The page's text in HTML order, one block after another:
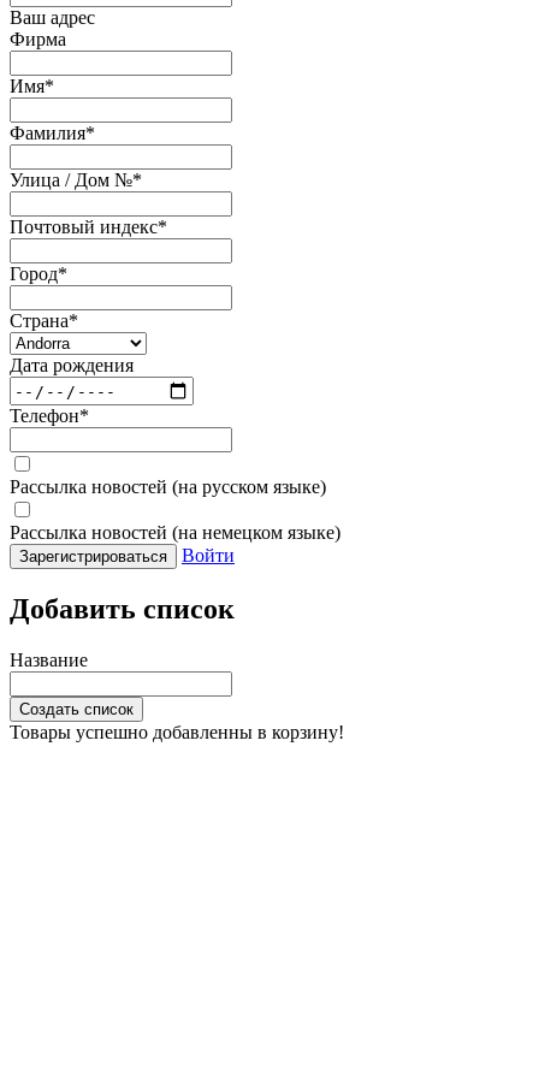
Ваш адрес
Фирма
Имя*
Фамилия*
Улица / Дом №*
Почтовый индекс*
Город*
Страна*
Дата рождения
Телефон*
Рассылка новостей (на русском языке)
Рассылка новостей (на немецком языке)
Зарегистрироваться Войти
Добавить список
Название
Создать список
Товары успешно добавленны в корзину!